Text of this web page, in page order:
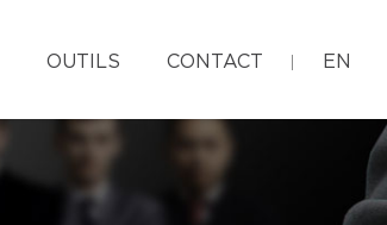
OUTILS CONTACT EN